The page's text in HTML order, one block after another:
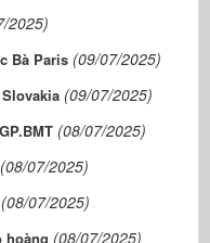
2025)
Bà Paris (09/07/2025)
(09/07/2025)
(08/07/2025)
(08/07/2025)
(08/07/2025)
hoàng (08/07/2025)